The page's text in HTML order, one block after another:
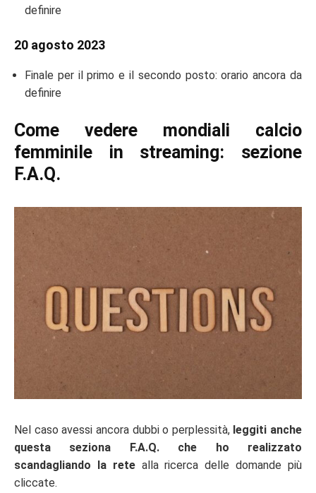
definire
20 agosto 2023
Finale per il primo e il secondo posto: orario ancora da
definire
Come vedere mondiali calcio
femminile in streaming: sezione
F.A.Q.
Nel caso avessi ancora dubbi o perplessità, leggiti anche
questa seziona F.A.Q. che ho realizzato
scandagliando la retealla ricerca delle domande più
cliccate.